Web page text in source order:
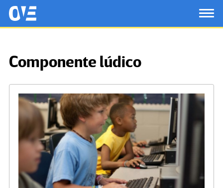
Saltar al contenido principal
OtrasVocesenEducacion.org
Componente lúdico